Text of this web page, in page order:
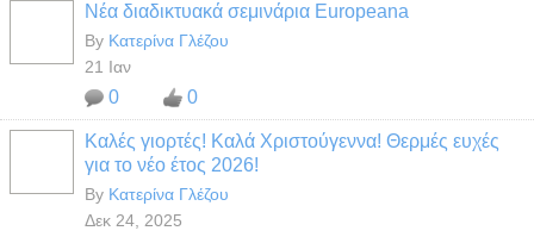
Νέα διαδικτυακά σεμινάρια Europeana
By Κατερίνα Γλέζου
21 Ιαν
0 0
Καλές γιορτές! Καλά Χριστούγεννα! Θερμές ευχές
για το νέο έτος 2026!
By Κατερίνα Γλέζου
Δεκ 24, 2025